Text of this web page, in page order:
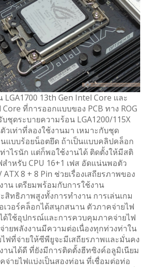
13th Gen Intel Core และ
ที่การออกแบบของ PCB ทาง ROG
บชุดระบายความร้อน LGA1200/115X
วเท่าที่ลองใช้งานมา เหมาะกับชุด
แบบร้อยน็อตยึด ถ้าเป็นแบบคลิปคล็อก
าไรนัก แต่ก็พอใช้งานได้ ติดตั้งให้มีสติ
ำหรับ CPU 16+1 เฟส อัดแน่นพอตัว
ATX 8 + 8 Pin ช่วยเรื่องเสถียรภาพของ
าน เตรียมพร้อมกับการใช้งาน
สิทธิภาพสูงทั้งการทำงาน การเล่นเกม
เวอร์คล็อกได้สนุกสนาน ตัวภาคจ่ายไฟ
ด้ใช้อุปกรณ์และการควบคุมภาคจ่ายไฟ
ายพลังงานมีความต่อเนื่องทุกท่วงท่าใน
ไฟที่จ่ายให้ซีพียูจะมีเสถียรภาพและมั่นคง
านได้ดี ที่ยังมีการติดตั้งฮีทซิงค์อลูมิเนียม
จ่ายไฟแบ่งเป็นสองท่อน ที่เชื่อมต่อท่อ